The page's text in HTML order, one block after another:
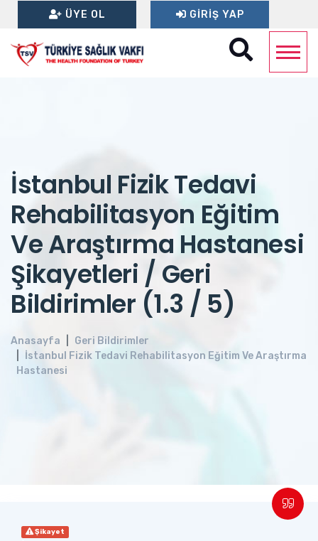
ÜYE OL GIRIŞ YAP
İstanbul Fizik Tedavi
Rehabilitasyon Eğitim
Ve Araştırma Hastanesi
Şikayetleri / Geri
Bildirimler (1.3 / 5)
Anasayfa
Geri Bildirimler
İstanbul Fizik Tedavi Rehabilitasyon Eğitim Ve Araştırma
Hastanesi
Şikayet